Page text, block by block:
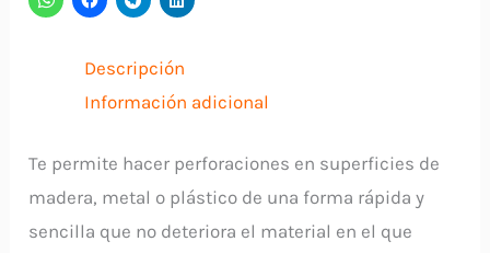
INCOLMA
Descripción
Información adicional
Te permite hacer perforaciones en superficies de
madera, metal o plástico de una forma rápida y
sencilla que no deteriora el material en el que